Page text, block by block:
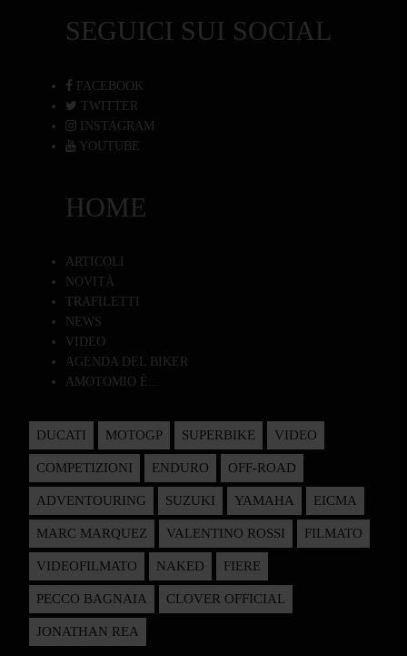
SEGUICI SUI SOCIAL
FACEBOOK
TWITTER
INSTAGRAM
YOUTUBE
HOME
ARTICOLI
NOVITÀ
TRAFILETTI
NEWS
VIDEO
AGENDA DEL BIKER
AMOTOMIO È...
DUCATI MOTOGP SUPERBIKE VIDEO
COMPETIZIONI ENDURO OFF-ROAD
ADVENTOURING SUZUKI YAMAHA EICMA
MARC MARQUEZ VALENTINO ROSSI FILMATO
VIDEOFILMATO NAKED FIERE
PECCO BAGNAIA CLOVER OFFICIAL
JONATHAN REA